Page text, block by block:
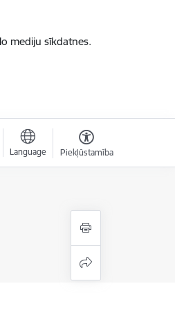
mediju sīkdatnes.
Language Piekļūstamība